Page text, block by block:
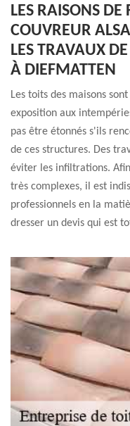
LES RAISONS DE
COUVREUR
LES TRAVAUX
À DIEFMATTEN
Les toits des maisons
exposition aux
pas être étonnés s'ils
de ces structures. Des
éviter les infiltrations.
très complexes, il est
professionnels en la
dresser un devis qui est